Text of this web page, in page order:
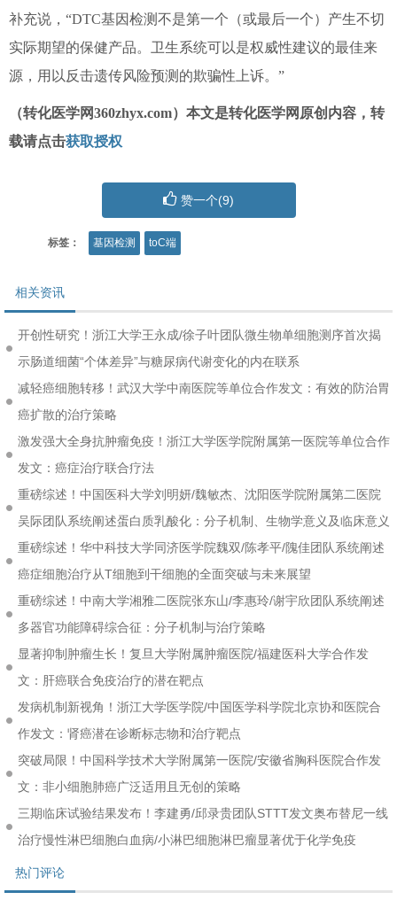
补充说，“DTC基因检测不是第一个（或最后一个）产生不切
实际期望的保健产品。卫生系统可以是权威性建议的最佳来
源，用以反击遗传风险预测的欺骗性上诉。”
（转化医学网360zhyx.com）本文是转化医学网原创内容，转
载请点击获取授权
赞一个(9)
标签： 基因检测 toC端
相关资讯
开创性研究！浙江大学王永成/徐子叶团队微生物单细胞测序首次揭
示肠道细菌“个体差异”与糖尿病代谢变化的内在联系
减轻癌细胞转移！武汉大学中南医院等单位合作发文：有效的防治胃
癌扩散的治疗策略
激发强大全身抗肿瘤免疫！浙江大学医学院附属第一医院等单位合作
发文：癌症治疗联合疗法
重磅综述！中国医科大学刘明妍/魏敏杰、沈阳医学院附属第二医院
吴际团队系统阐述蛋白质乳酸化：分子机制、生物学意义及临床意义
重磅综述！华中科技大学同济医学院魏双/陈孝平/隗佳团队系统阐述
癌症细胞治疗从T细胞到干细胞的全面突破与未来展望
重磅综述！中南大学湘雅二医院张东山/李惠玲/谢宇欣团队系统阐述
多器官功能障碍综合征：分子机制与治疗策略
显著抑制肿瘤生长！复旦大学附属肿瘤医院/福建医科大学合作发
文：肝癌联合免疫治疗的潜在靶点
发病机制新视角！浙江大学医学院/中国医学科学院北京协和医院合
作发文：肾癌潜在诊断标志物和治疗靶点
突破局限！中国科学技术大学附属第一医院/安徽省胸科医院合作发
文：非小细胞肺癌广泛适用且无创的策略
三期临床试验结果发布！李建勇/邱录贵团队STTT发文奥布替尼一线
治疗慢性淋巴细胞白血病/小淋巴细胞淋巴瘤显著优于化学免疫
热门评论